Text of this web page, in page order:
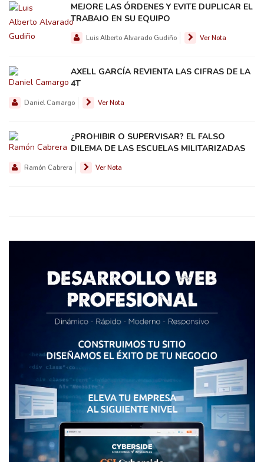
MEJORE LAS ÓRDENES Y EVITE DUPLICAR EL
TRABAJO EN SU EQUIPO
Luis Alberto Alvarado Gudiño Ver Nota
AXELL GARCÍA REVIENTA LAS CIFRAS DE LA
4T
Daniel Camargo Ver Nota
¿PROHIBIR O SUPERVISAR? EL FALSO
DILEMA DE LAS ESCUELAS MILITARIZADAS
Ramón Cabrera Ver Nota